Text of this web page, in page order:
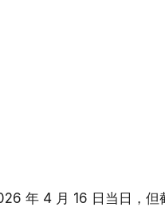
年 4 月 16 日当日，